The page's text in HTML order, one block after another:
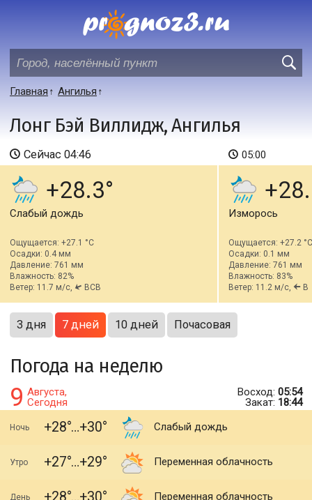
Главная Ангилья
Лонг Бэй Виллидж, Ангилья
Сейчас 04:46
+28.3
Слабый дождь
Ощущается: +27.1 °C
Осадки: 0.4 мм
Давление: 761 мм
Влажность: 82%
Ветер: 11.7 м/с,
ВСВ
05:00
Изморось
Ощущается: +27.2 °C
Осадки: 0.1 мм
Давление: 761 мм
Влажность: 83%
Ветер: 11.2 м/с,
В
3 дня 7 дней 10 дней Почасовая
Погода на неделю
9 Августа,
Сегодня
Восход: 05:54
Закат: 18:44
Ночь +28 +30 Слабый дождь
Утро +27 +29 Переменная облачность
День Переменная облачность